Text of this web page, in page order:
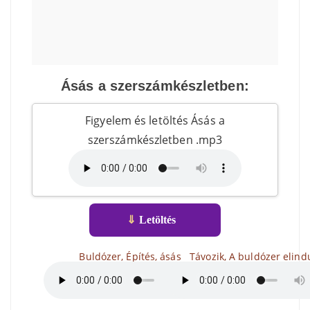
Ásás a szerszámkészletben:
Figyelem és letöltés Ásás a
szerszámkészletben .mp3
⇓ Letöltés
Buldózer, Építés, ásás Távozik, A buldózer